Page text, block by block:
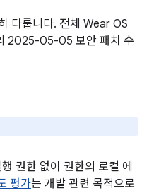
다룹니다. 전체 Wear OS
2025-05-05 보안 패치 수
권한 없이 권한의 로컬 에
평가는 개발 관련 목적으로